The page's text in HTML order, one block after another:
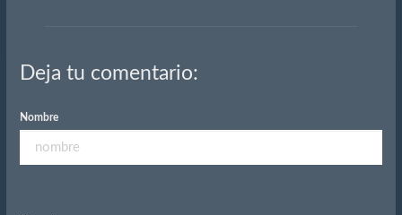
Deja tu comentario:
Nombre